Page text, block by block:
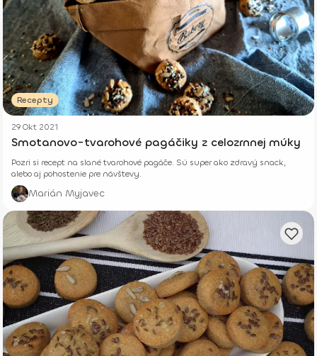
Recepty
29 Okt 2021
Smotanovo-tvarohové pagáčiky z celozrnnej múky
Pozri si recept na slané tvarohové pagáče. Sú super ako zdravý snack,
alebo aj pohostenie pre návštevy.
Marián Myjavec